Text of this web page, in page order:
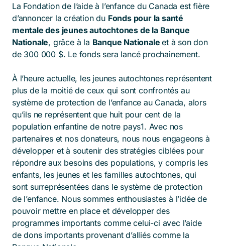
La Fondation de l’aide à l’enfance du Canada est fière
d’annoncer la création du Fonds pour la santé
mentale des jeunes autochtones de la Banque
Nationale, grâce à la Banque Nationaleet à son don
de 300 000 $. Le fonds sera lancé prochainement.
À l’heure actuelle, les jeunes autochtones représentent
plus de la moitié de ceux qui sont confrontés au
système de protection de l’enfance au Canada, alors
qu’ils ne représentent que huit pour cent de la
population enfantine de notre pays1. Avec nos
partenaires et nos donateurs, nous nous engageons à
développer et à soutenir des stratégies ciblées pour
répondre aux besoins des populations, y compris les
enfants, les jeunes et les familles autochtones, qui
sont surreprésentées dans le système de protection
de l’enfance. Nous sommes enthousiastes à l’idée de
pouvoir mettre en place et développer des
programmes importants comme celui-ci avec l’aide
de dons importants provenant d’alliés comme la